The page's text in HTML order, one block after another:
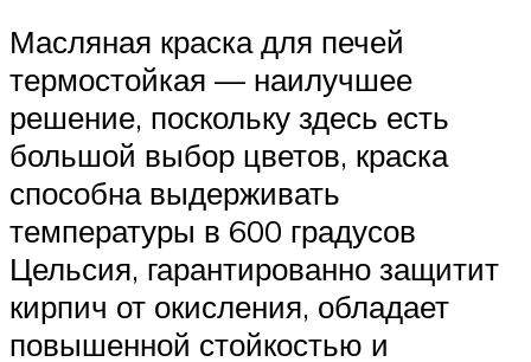
Масляная краска для печей
термостойкая — наилучшее
решение, поскольку здесь есть
большой выбор цветов, краска
способна выдерживать
температуры в 600 градусов
Цельсия, гарантированно защитит
кирпич от окисления, обладает
повышенной стойкостью и